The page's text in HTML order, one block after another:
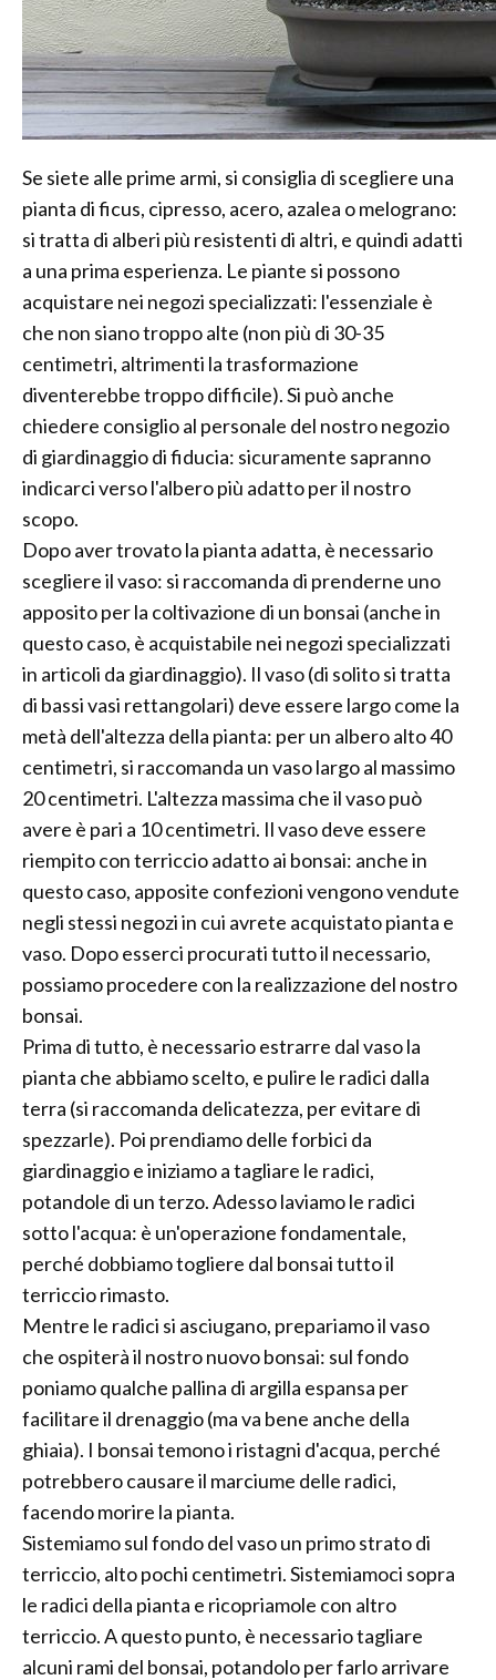
Se siete alle prime armi, si consiglia di scegliere una
pianta di ficus, cipresso, acero, azalea o melograno:
si tratta di alberi più resistenti di altri, e quindi adatti
a una prima esperienza. Le piante si possono
acquistare nei negozi specializzati: l'essenziale è
che non siano troppo alte (non più di 30-35
centimetri, altrimenti la trasformazione
diventerebbe troppo difficile). Si può anche
chiedere consiglio al personale del nostro negozio
di giardinaggio di fiducia: sicuramente sapranno
indicarci verso l'albero più adatto per il nostro
scopo.
Dopo aver trovato la pianta adatta, è necessario
scegliere il vaso: si raccomanda di prenderne uno
apposito per la coltivazione di un bonsai (anche in
questo caso, è acquistabile nei negozi specializzati
in articoli da giardinaggio). Il vaso (di solito si tratta
di bassi vasi rettangolari) deve essere largo come la
metà dell'altezza della pianta: per un albero alto 40
centimetri, si raccomanda un vaso largo al massimo
20 centimetri. L'altezza massima che il vaso può
avere è pari a 10 centimetri. Il vaso deve essere
riempito con terriccio adatto ai bonsai: anche in
questo caso, apposite confezioni vengono vendute
negli stessi negozi in cui avrete acquistato pianta e
vaso. Dopo esserci procurati tutto il necessario,
possiamo procedere con la realizzazione del nostro
bonsai.
Prima di tutto, è necessario estrarre dal vaso la
pianta che abbiamo scelto, e pulire le radici dalla
terra (si raccomanda delicatezza, per evitare di
spezzarle). Poi prendiamo delle forbici da
giardinaggio e iniziamo a tagliare le radici,
potandole di un terzo. Adesso laviamo le radici
sotto l'acqua: è un'operazione fondamentale,
perché dobbiamo togliere dal bonsai tutto il
terriccio rimasto.
Mentre le radici si asciugano, prepariamo il vaso
che ospiterà il nostro nuovo bonsai: sul fondo
poniamo qualche pallina di argilla espansa per
facilitare il drenaggio (ma va bene anche della
ghiaia). I bonsai temono i ristagni d'acqua, perché
potrebbero causare il marciume delle radici,
facendo morire la pianta.
Sistemiamo sul fondo del vaso un primo strato di
terriccio, alto pochi centimetri. Sistemiamoci sopra
le radici della pianta e ricopriamole con altro
terriccio. A questo punto, è necessario tagliare
alcuni rami del bonsai, potandolo per farlo arrivare